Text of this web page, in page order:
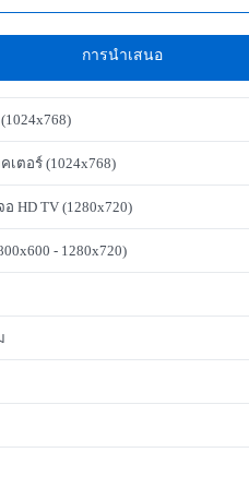
การนำเสนอ
ตอร์ (1024x768)
HD TV (1280x720)
- 1280x720)